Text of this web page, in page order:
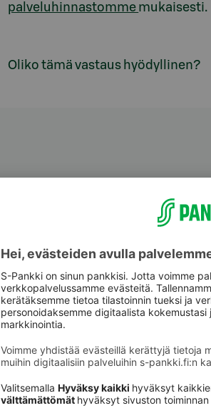
palveluhinnastomme mukaisesti.
Oliko tämä vastaus hyödyllinen?
Asiakastuki
Pankkitunnusten
sulkupalvelu 24h